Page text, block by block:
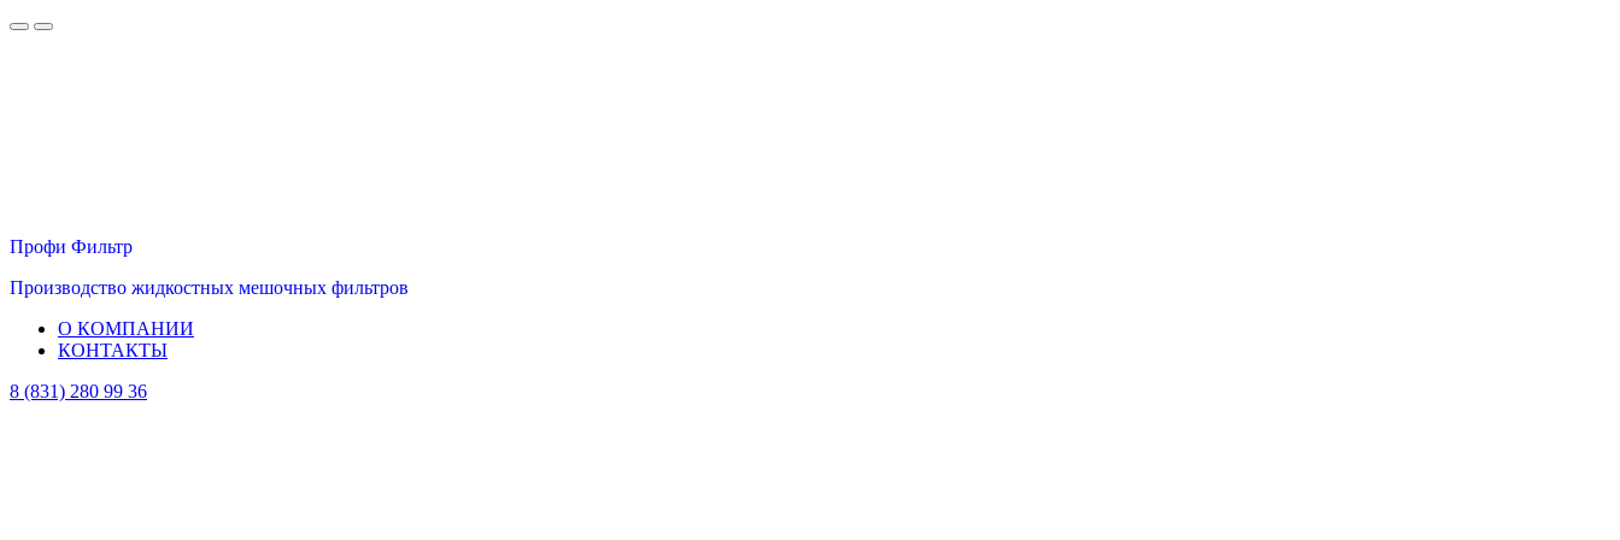
Профи Фильтр
Производство жидкостных мешочных фильтров
О КОМПАНИИ
КОНТАКТЫ
8 (831) 280 99 36